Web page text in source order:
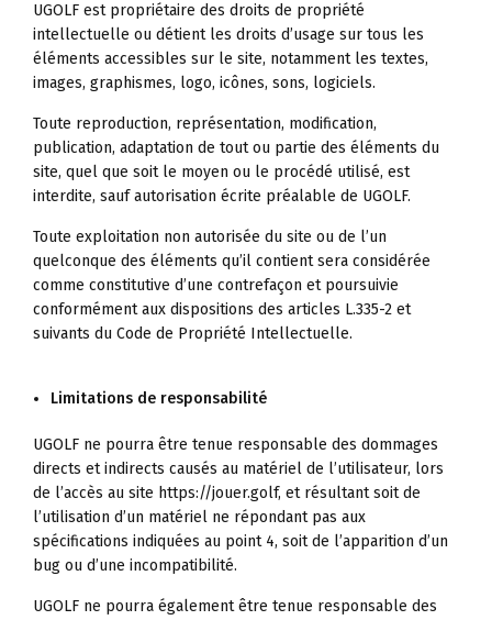
UGOLF est propriétaire des droits de propriété
intellectuelle ou détient les droits d’usage sur tous les
éléments accessibles sur le site, notamment les textes,
images, graphismes, logo, icônes, sons, logiciels.
Toute reproduction, représentation, modification,
publication, adaptation de tout ou partie des éléments du
site, quel que soit le moyen ou le procédé utilisé, est
interdite, sauf autorisation écrite préalable de UGOLF.
Toute exploitation non autorisée du site ou de l’un
quelconque des éléments qu’il contient sera considérée
comme constitutive d’une contrefaçon et poursuivie
conformément aux dispositions des articles L.335-2 et
suivants du Code de Propriété Intellectuelle.
Limitations de responsabilité
UGOLF ne pourra être tenue responsable des dommages
directs et indirects causés au matériel de l’utilisateur, lors
de l’accès au site https://jouer.golf, et résultant soit de
l’utilisation d’un matériel ne répondant pas aux
spécifications indiquées au point 4, soit de l’apparition d’un
bug ou d’une incompatibilité.
UGOLF ne pourra également être tenue responsable des